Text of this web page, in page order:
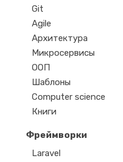
Git
Agile
Архитектура
Микросервисы
ООП
Шаблоны
Computer science
Книги
Фреймворки
Laravel